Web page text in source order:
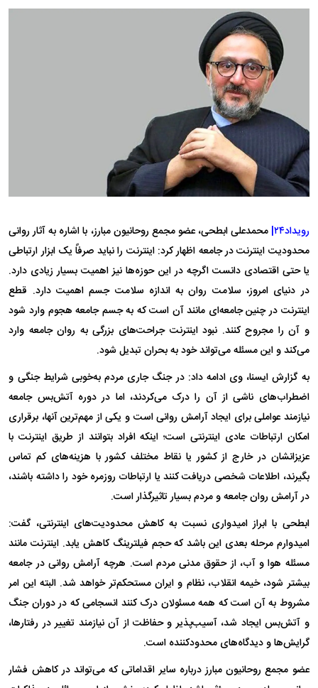
رویداد۲۴|
محمدعلی ابطحی، عضو مجمع روحانیون مبارز، با اشاره به آثار روانی
محدودیت اینترنت در جامعه اظهار کرد: اینترنت را نباید صرفاً یک ابزار ارتباطی
یا حتی اقتصادی دانست اگرچه در این حوزه‌ها نیز اهمیت بسیار زیادی دارد.
در دنیای امروز، سلامت روان به اندازه سلامت جسم اهمیت دارد. قطع
اینترنت در چنین جامعه‌ای مانند آن است که به جسم جامعه هجوم وارد شود
و آن را مجروح کنند. نبود اینترنت جراحت‌های بزرگی به روان جامعه وارد
می‌کند و این مسئله می‌تواند خود به بحران تبدیل شود.
به گزارش ایسنا، وی ادامه داد: در جنگ جاری مردم به‌خوبی شرایط جنگی و
اضطراب‌های ناشی از آن را درک می‌کردند، اما در دوره آتش‌بس جامعه
نیازمند عواملی برای ایجاد آرامش روانی است و یکی از مهم‌ترین آنها، برقراری
امکان ارتباطات عادی اینترنتی است؛ اینکه افراد بتوانند از طریق اینترنت با
عزیزانشان در خارج از کشور یا نقاط مختلف کشور با هزینه‌های کم تماس
بگیرند، اطلاعات شخصی دریافت کنند یا ارتباطات روزمره خود را داشته باشند،
در آرامش روان جامعه و مردم بسیار تاثیرگذار است.
ابطحی با ابراز امیدواری نسبت به کاهش محدودیت‌های اینترنتی، گفت:
امیدوارم مرحله بعدی این باشد که حجم فیلترینگ کاهش یابد. اینترنت مانند
مسئله هوا و آب، از حقوق مدنی مردم است. هرچه آرامش روانی در جامعه
بیشتر شود، خیمه انقلاب، نظام و ایران مستحکم‌تر خواهد شد. البته این امر
مشروط به آن است که همه مسئولان درک کنند انسجامی که در دوران جنگ
و آتش‌بس ایجاد شد، آسیب‌پذیر و حفاظت از آن نیازمند تغییر در رفتارها،
گرایش‌ها و دیدگاه‌های محدودکننده است.
عضو مجمع روحانیون مبارز درباره سایر اقداماتی که می‌تواند در کاهش فشار